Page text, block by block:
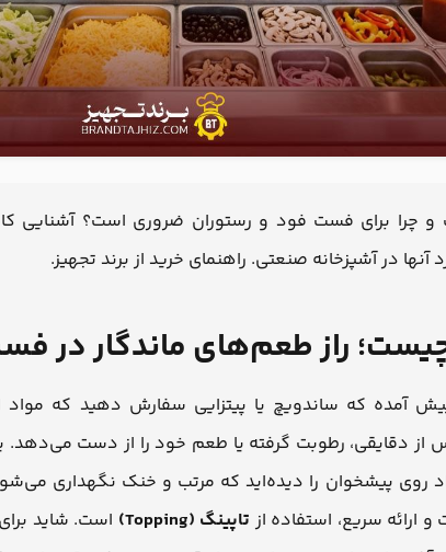
چرا برای فست فود و رستوران ضروری است؟ آشنایی کامل
آنها در آشپزخانه صنعتی. راهنمای خرید از برند تجهیز.
راز طعم‌های ماندگار در
پیش آمده که ساندویچ یا پیتزایی سفارش دهید که مواد
از دقایقی، رطوبت گرفته یا طعم خود را از دست می‌دهد.
پیشخوان را دیده‌اید که مرتب و خنک نگهداری
ارائه سریع، استفاده از تاپینگ (Topping) است. شاید